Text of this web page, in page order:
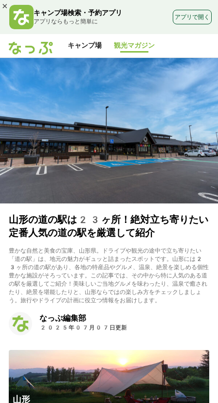
×
キャンプ場検索・予約アプリ
アプリならもっと簡単に
アプリで開く
キャンプ場 観光マガジン
山形の道の駅は23ヶ所！絶対立ち寄りたい
定番人気の道の駅を厳選して紹介
豊かな自然と美食の宝庫、山形県。ドライブや観光の途中で立ち寄りたい
「道の駅」は、地元の魅力がギュッと詰まったスポットです。山形には2
3ヶ所の道の駅があり、各地の特産品やグルメ、温泉、絶景を楽しめる個性
豊かな施設がそろっています。この記事では、その中から特に人気のある道
の駅を厳選してご紹介！美味しいご当地グルメを味わったり、温泉で癒され
たり、絶景を堪能したりと、山形ならではの楽しみ方をチェックしましょ
う。旅行やドライブの計画に役立つ情報をお届けします。
なっぷ編集部
2025年07月07日更新
山形